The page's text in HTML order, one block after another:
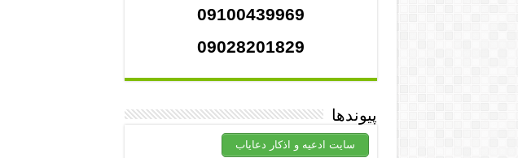
09100439969
09028201829
پیوندها
سایت ادعیه و اذکار دعایاب